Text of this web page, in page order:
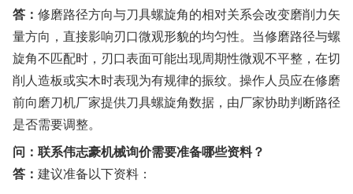
答： 修磨路径方向与刀具螺旋角的相对关系会改变磨削力矢
量方向，直接影响刃口微观形貌的均匀性。当修磨路径与螺
旋角不匹配时，刃口表面可能出现周期性微观不平整，在切
削人造板或实木时表现为有规律的振纹。操作人员应在修磨
前向磨刀机厂家提供刀具螺旋角数据，由厂家协助判断路径
是否需要调整。
问：联系伟志豪机械询价需要准备哪些资料？
答： 建议准备以下资料：